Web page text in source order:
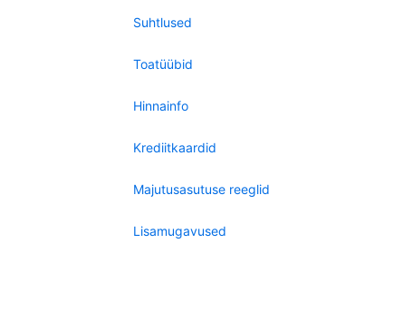
Suhtlused
Toatüübid
Hinnainfo
Krediitkaardid
Majutusasutuse reeglid
Lisamugavused